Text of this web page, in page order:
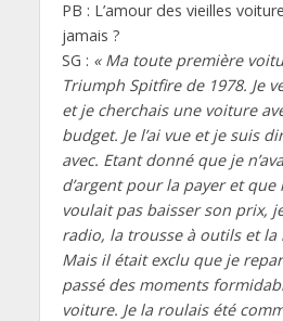
PB : L’amour des vieilles
jamais ?
SG : « Ma toute première
Triumph Spitfire de 1978. Je
et je cherchais une voiture
budget. Je l’ai vue et je suis
avec. Etant donné que je
d’argent pour la payer et que
voulait pas baisser son prix,
radio, la trousse à outils et la
Mais il était exclu que je
passé des moments
voiture. Je la roulais été